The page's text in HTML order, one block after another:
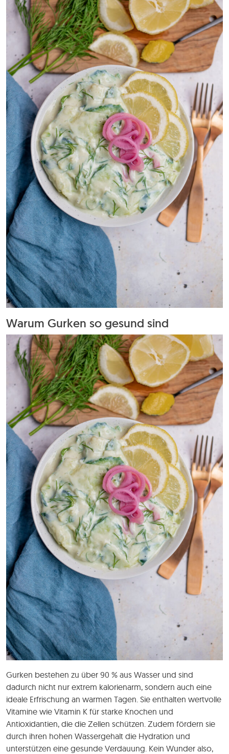
Warum Gurken so gesund sind
Gurken bestehen zu über 90 % aus Wasser und sind
dadurch nicht nur extrem kalorienarm, sondern auch eine
ideale Erfrischung an warmen Tagen. Sie enthalten wertvolle
Vitamine wie Vitamin K für starke Knochen und
Antioxidantien, die die Zellen schützen. Zudem fördern sie
durch ihren hohen Wassergehalt die Hydration und
unterstützen eine gesunde Verdauung. Kein Wunder also,